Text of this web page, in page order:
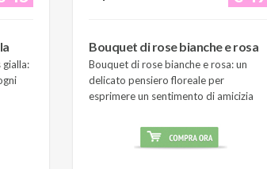
gialla:
Bouquet di rose bianche e rosa
Bouquet di rose bianche e rosa: un
delicato pensiero floreale per
esprimere un sentimento di amicizia